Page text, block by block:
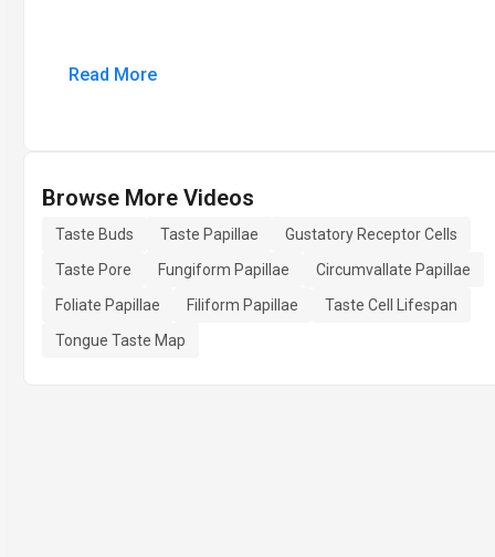
Read More
Browse More Videos
Taste Buds Taste Papillae
Gustatory Receptor Cells
Taste Pore
Fungiform Papillae
Circumvallate Papillae
Foliate Papillae
Filiform Papillae
Taste Cell Lifespan
Tongue Taste Map